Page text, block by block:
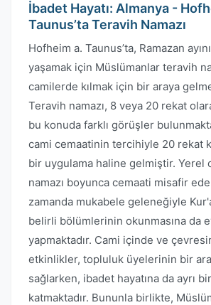
İbadet Hayatı: Almanya -
Taunus’ta Teravih Namazı
Hofheim a. Taunus’ta, Ramazan
yaşamak için Müslümanlar teravih
camilerde kılmak için bir araya
Teravih namazı, 8 veya 20 rekat
bu konuda farklı görüşler
cami cemaatinin tercihiyle 20 rekat
bir uygulama haline gelmiştir. Yerel
namazı boyunca cemaati misafir
zamanda mukabele geleneğiyle
belirli bölümlerinin okunmasına da
yapmaktadır. Cami içinde ve
etkinlikler, topluluk üyelerinin bir
sağlarken, ibadet hayatına da ayrı
katmaktadır. Bununla birlikte,